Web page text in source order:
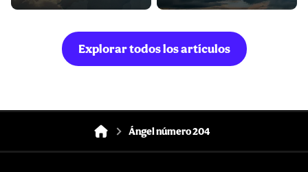
Explorar todos los artículos
Ángel número 204